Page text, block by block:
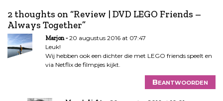
c
h
t
n
a
2 thoughts on “Review | DVD LEGO Friends –
Always Together”
Marjon
20 augustus 2016 at 07:47
Leuk!
Wij hebben ook een dichter die met LEGO friends speelt en
via Netflix de filmpjes kijkt.
Beantwoorden